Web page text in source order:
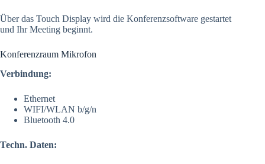
Über das Touch Display wird die Konferenzsoftware gestartet
und Ihr Meeting beginnt.
Konferenzraum Mikrofon
Verbindung:
Ethernet
WIFI/WLAN b/g/n
Bluetooth 4.0
Techn. Daten: